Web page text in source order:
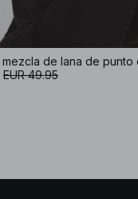
EUR 49.95